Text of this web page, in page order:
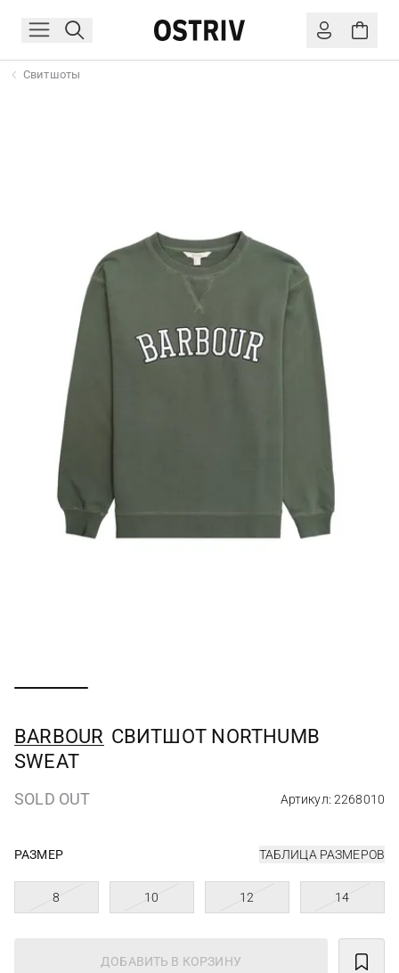
Свитшоты
BARBOUR СВИТШОТ NORTHUMB
SWEAT
SOLD OUT Артикул: 2268010
РАЗМЕР ТАБЛИЦА РАЗМЕРОВ
8 10 12 14
ДОБАВИТЬ В КОРЗИНУ